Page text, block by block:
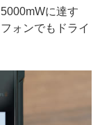
に達す
ォンでもドライ